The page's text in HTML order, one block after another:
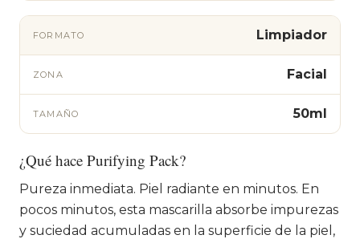
FORMATO Limpiador
ZONA Facial
TAMAÑO 50ml
¿Qué hace Purifying Pack?
Pureza inmediata. Piel radiante en minutos. En
pocos minutos, esta mascarilla absorbe impurezas
y suciedad acumuladas en la superficie de la piel,